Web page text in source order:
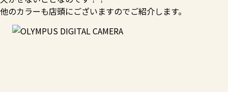
他のカラーも店頭にございますのでご紹介します。